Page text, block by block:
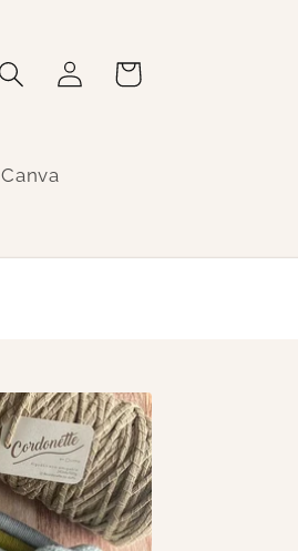
Canva
Iniciar
sesión
Carrito